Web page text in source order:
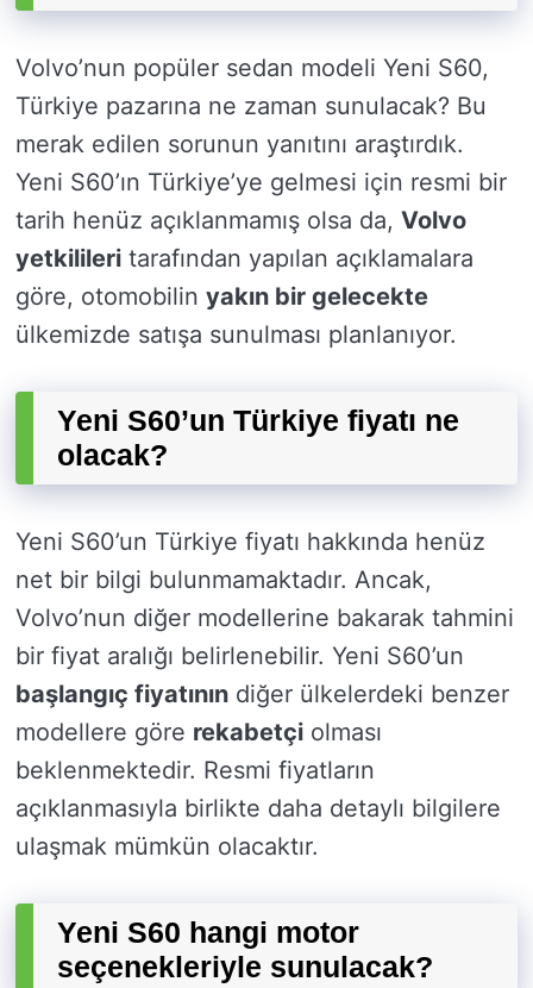
Volvo’nun popüler sedan modeli Yeni S60,
Türkiye pazarına ne zaman sunulacak? Bu
merak edilen sorunun yanıtını araştırdık.
Yeni S60’ın Türkiye’ye gelmesi için resmi bir
tarih henüz açıklanmamış olsa da, Volvo
yetkilileri tarafından yapılan açıklamalara
göre, otomobilin yakın bir gelecekte
ülkemizde satışa sunulması planlanıyor.
Yeni S60’un Türkiye fiyatı ne
olacak?
Yeni S60’un Türkiye fiyatı hakkında henüz
net bir bilgi bulunmamaktadır. Ancak,
Volvo’nun diğer modellerine bakarak tahmini
bir fiyat aralığı belirlenebilir. Yeni S60’un
başlangıç fiyatının diğer ülkelerdeki benzer
modellere göre rekabetçi olması
beklenmektedir. Resmi fiyatların
açıklanmasıyla birlikte daha detaylı bilgilere
ulaşmak mümkün olacaktır.
Yeni S60 hangi motor
seçenekleriyle sunulacak?